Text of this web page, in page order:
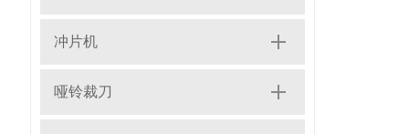
冲片机
哑铃裁刀